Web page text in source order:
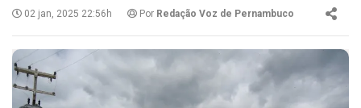
02 jan, 2025 22:56h Por Redação Voz de Pernambuco